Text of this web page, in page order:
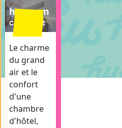
hu room
CHAMBRE
Le charme
du grand
air et le
confort
d'une
chambre
d'hôtel,